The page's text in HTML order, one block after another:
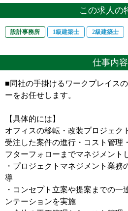
この求人の
設計事務所 1級建築士 2級建築士
仕事内容
■同社の手掛けるワークプレイス
ーをお任せします。
【具体的には】
オフィスの移転・改装プロジェク
受注した案件の進行・コスト管理
フターフォローまでマネジメント
・プロジェクトマネジメント業務
導
・コンセプト立案や提案までの一
ンテーションを実施